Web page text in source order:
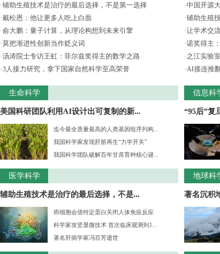
·辅助生殖技术是治疗的最后选择，不是第一选择
·戴松恩：他让更多人吃上白面
·俞大鹏：量子计算，从理论构想到未来引擎
·莫把渐进性创新当作贬义词
·汤涛院士专访王虹：菲尔兹奖得主的数学之路
·3人接力研究，拿下国家自然科学至高荣誉
生命科学
美国科研团队利用AI设计出可复制的新...
迄今最全质量最高的人类基因组序列构...
我国科学家发现肝脏再生“力学开关”
我国科学团队破解百年甘蔗育种核心谜...
医学科学
辅助生殖技术是治疗的最后选择，不是...
癌细胞会借特定蛋白关闭人体免疫反应
科学家攻坚显微技术 首次临床观测到1...
著名肝病学家冯百芳逝世
·中国开源
·辅助生殖
·让学术交
·诺奖得主
· 之江实验
·AI接连推
信息科
“95后”复
地球科
著名沉积